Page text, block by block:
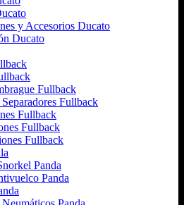
y Accesorios Ducato
Ducato
Fullback
Fullback
Fullback
Fullback
Fullback
Panda
Panda